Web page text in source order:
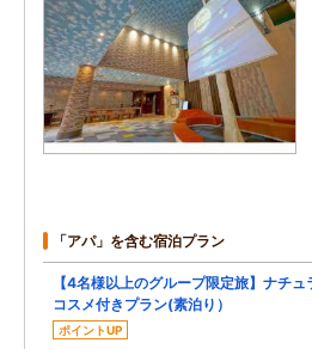
「アパ」を含む宿泊プラン
【4名様以上のグループ限定旅】ナチュ
コスメ付きプラン(素泊り）
ポイントUP